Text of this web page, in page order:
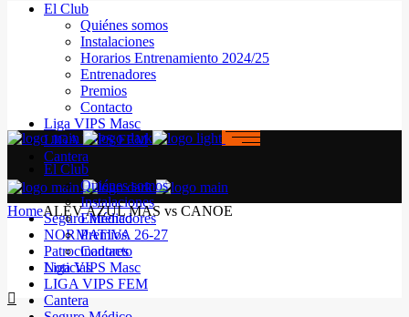
El Club
Quiénes somos
Instalaciones
Horarios Entrenamiento 2024/25
Entrenadores
Premios
Contacto
Liga VIPS Masc
LIGA VIPS FEM
Cantera
Seguro Médico
NORMATIVA 26-27
Patrocinadores
Noticias
El Club
Quiénes somos
Instalaciones
Entrenadores
Premios
Contacto
Liga VIPS Masc
LIGA VIPS FEM
Cantera
HomeALEV AZUL MAS vs CANOE